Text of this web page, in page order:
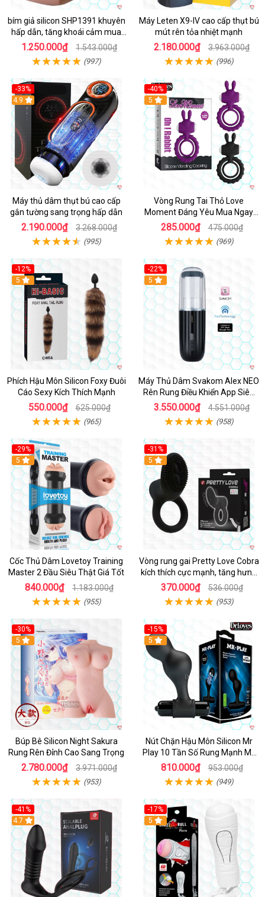
bím giả silicon SHP1391 khuyên
hấp dẫn, tăng khoái cảm mua
ngay
1.250.000₫ 1.543.000₫
(997)
Máy Leten X9-IV cao cấp thụt bú
mút rên tỏa nhiệt mạnh
2.180.000₫ 3.963.000₫
(996)
-33%
Hot
4.9
Máy thủ dâm thụt bú cao cấp
gắn tường sang trọng hấp dẫn
2.190.000₫ 3.268.000₫
(995)
-40%
5
Vòng Rung Tai Thỏ Love
Moment Đáng Yêu Mua Ngay
Giá Tốt
285.000₫ 475.000₫
(969)
-12%
Hot
5
Phích Hậu Môn Silicon Foxy Đuôi
Cáo Sexy Kích Thích Mạnh
550.000₫ 625.000₫
(965)
-22%
5
Máy Thủ Dâm Svakom Alex NEO
Rên Rung Điều Khiển App Siêu
Phê
3.550.000₫ 4.551.000₫
(958)
-29%
Hot
5
Cốc Thủ Dâm Lovetoy Training
Master 2 Đầu Siêu Thật Giá Tốt
840.000₫ 1.183.000₫
(955)
-31%
5
Vòng rung gai Pretty Love Cobra
kích thích cực mạnh, tăng hưng
phấn
370.000₫ 536.000₫
(953)
-30%
Hot
5
Búp Bê Silicon Night Sakura
Rung Rên Đỉnh Cao Sang Trọng
2.780.000₫ 3.971.000₫
(953)
-15%
Hot
5
Nút Chặn Hậu Môn Silicon Mr
Play 10 Tần Số Rung Mạnh Mẽ
Kích Thích
810.000₫ 953.000₫
(949)
-41%
Hot
4.7
-17%
5